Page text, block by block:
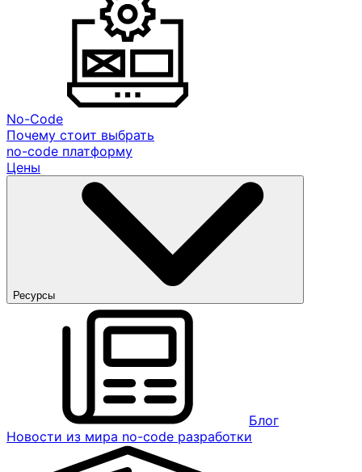
No-Code
Почему стоит выбрать
no-code платформу
Цены
Ресурсы
Блог
Новости из мира no-code разработки